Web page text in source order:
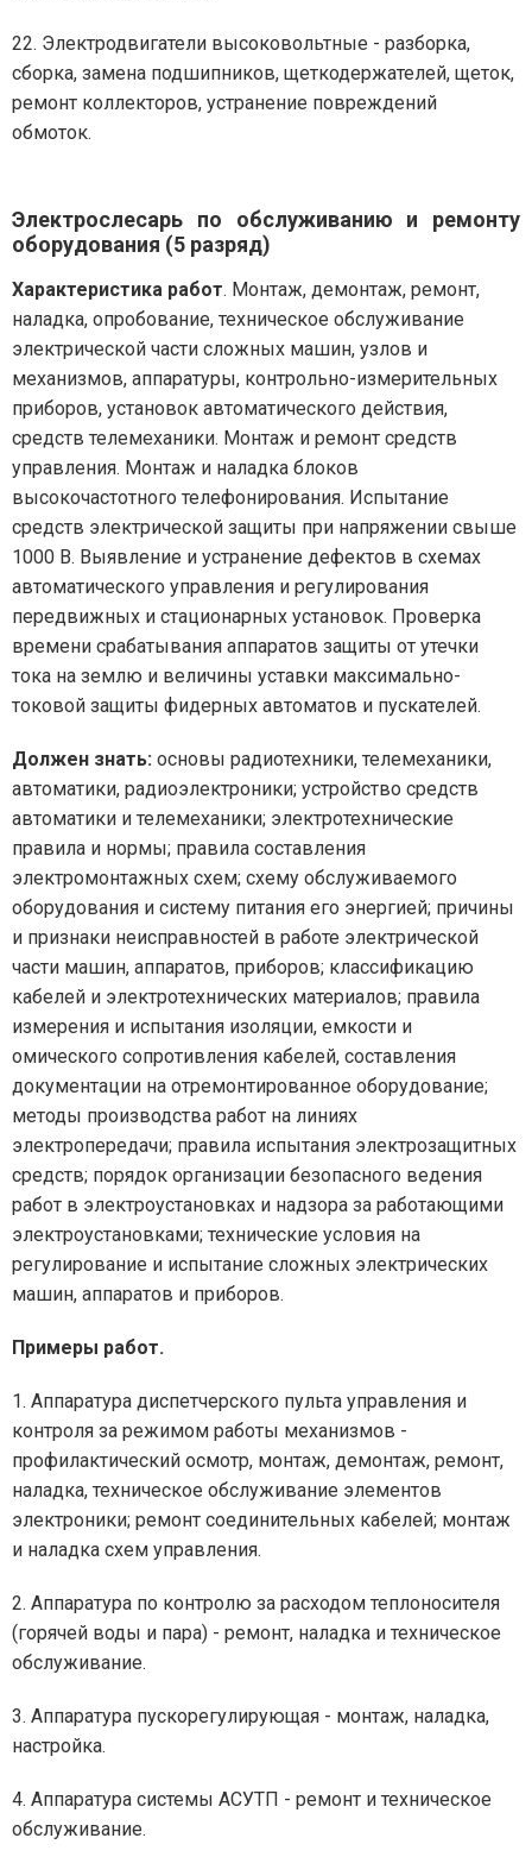
22. Электродвигатели высоковольтные - разборка,
сборка, замена подшипников, щеткодержателей, щеток,
ремонт коллекторов, устранение повреждений
обмоток.
Электрослесарь по обслуживанию и ремонту
оборудования (5 разряд)
Характеристика работ. Монтаж, демонтаж, ремонт,
наладка, опробование, техническое обслуживание
электрической части сложных машин, узлов и
механизмов, аппаратуры, контрольно-измерительных
приборов, установок автоматического действия,
средств телемеханики. Монтаж и ремонт средств
управления. Монтаж и наладка блоков
высокочастотного телефонирования. Испытание
средств электрической защиты при напряжении свыше
1000 В. Выявление и устранение дефектов в схемах
автоматического управления и регулирования
передвижных и стационарных установок. Проверка
времени срабатывания аппаратов защиты от утечки
тока на землю и величины уставки максимально-
токовой защиты фидерных автоматов и пускателей.
Должен знать: основы радиотехники, телемеханики,
автоматики, радиоэлектроники; устройство средств
автоматики и телемеханики; электротехнические
правила и нормы; правила составления
электромонтажных схем; схему обслуживаемого
оборудования и систему питания его энергией; причины
и признаки неисправностей в работе электрической
части машин, аппаратов, приборов; классификацию
кабелей и электротехнических материалов; правила
измерения и испытания изоляции, емкости и
омического сопротивления кабелей, составления
документации на отремонтированное оборудование;
методы производства работ на линиях
электропередачи; правила испытания электрозащитных
средств; порядок организации безопасного ведения
работ в электроустановках и надзора за работающими
электроустановками; технические условия на
регулирование и испытание сложных электрических
машин, аппаратов и приборов.
Примеры работ.
1. Аппаратура диспетчерского пульта управления и
контроля за режимом работы механизмов -
профилактический осмотр, монтаж, демонтаж, ремонт,
наладка, техническое обслуживание элементов
электроники; ремонт соединительных кабелей; монтаж
и наладка схем управления.
2. Аппаратура по контролю за расходом теплоносителя
(горячей воды и пара) - ремонт, наладка и техническое
обслуживание.
3. Аппаратура пускорегулирующая - монтаж, наладка,
настройка.
4. Аппаратура системы АСУТП - ремонт и техническое
обслуживание.